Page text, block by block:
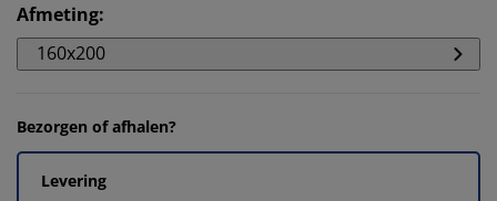
Afmeting:
160x200
Bezorgen of afhalen?
Levering